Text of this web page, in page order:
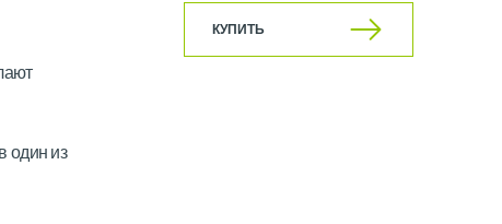
один из
КУПИТЬ